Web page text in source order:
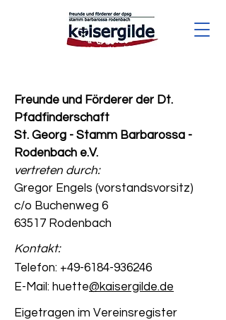
Freunde und Förderer der Dt.
Pfadfinderschaft
St. Georg - Stamm Barbarossa -
Rodenbach e.V.
vertreten durch:
Gregor Engels (vorstandsvorsitz)
c/o Buchenweg 6
63517 Rodenbach
Kontakt:
Telefon: +49-6184-936246
E-Mail: huette@kaisergilde.de
Eigetragen im Vereinsregister